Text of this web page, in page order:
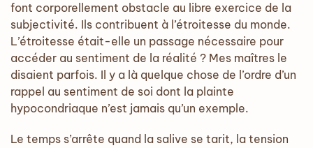
font corporellement obstacle au libre exercice de la
subjectivité. Ils contribuent à l’étroitesse du monde.
L’étroitesse était-elle un passage nécessaire pour
accéder au sentiment de la réalité ? Mes maîtres le
disaient parfois. Il y a là quelque chose de l’ordre d’un
rappel au sentiment de soi dont la plainte
hypocondriaque n’est jamais qu’un exemple.
Le temps s’arrête quand la salive se tarit, la tension